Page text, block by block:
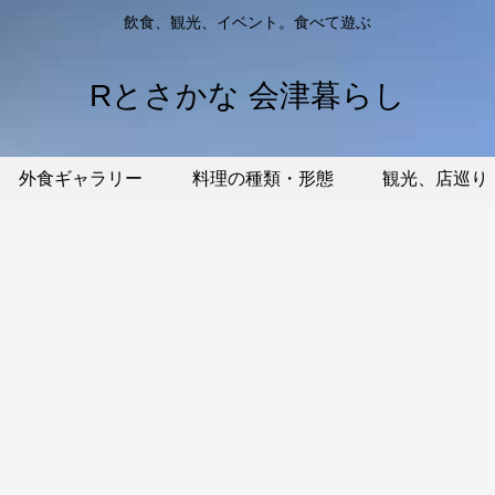
飲食、観光、イベント。食べて遊ぶ
Rとさかな 会津暮らし
外食ギャラリー 料理の種類・形態 観光、店巡り